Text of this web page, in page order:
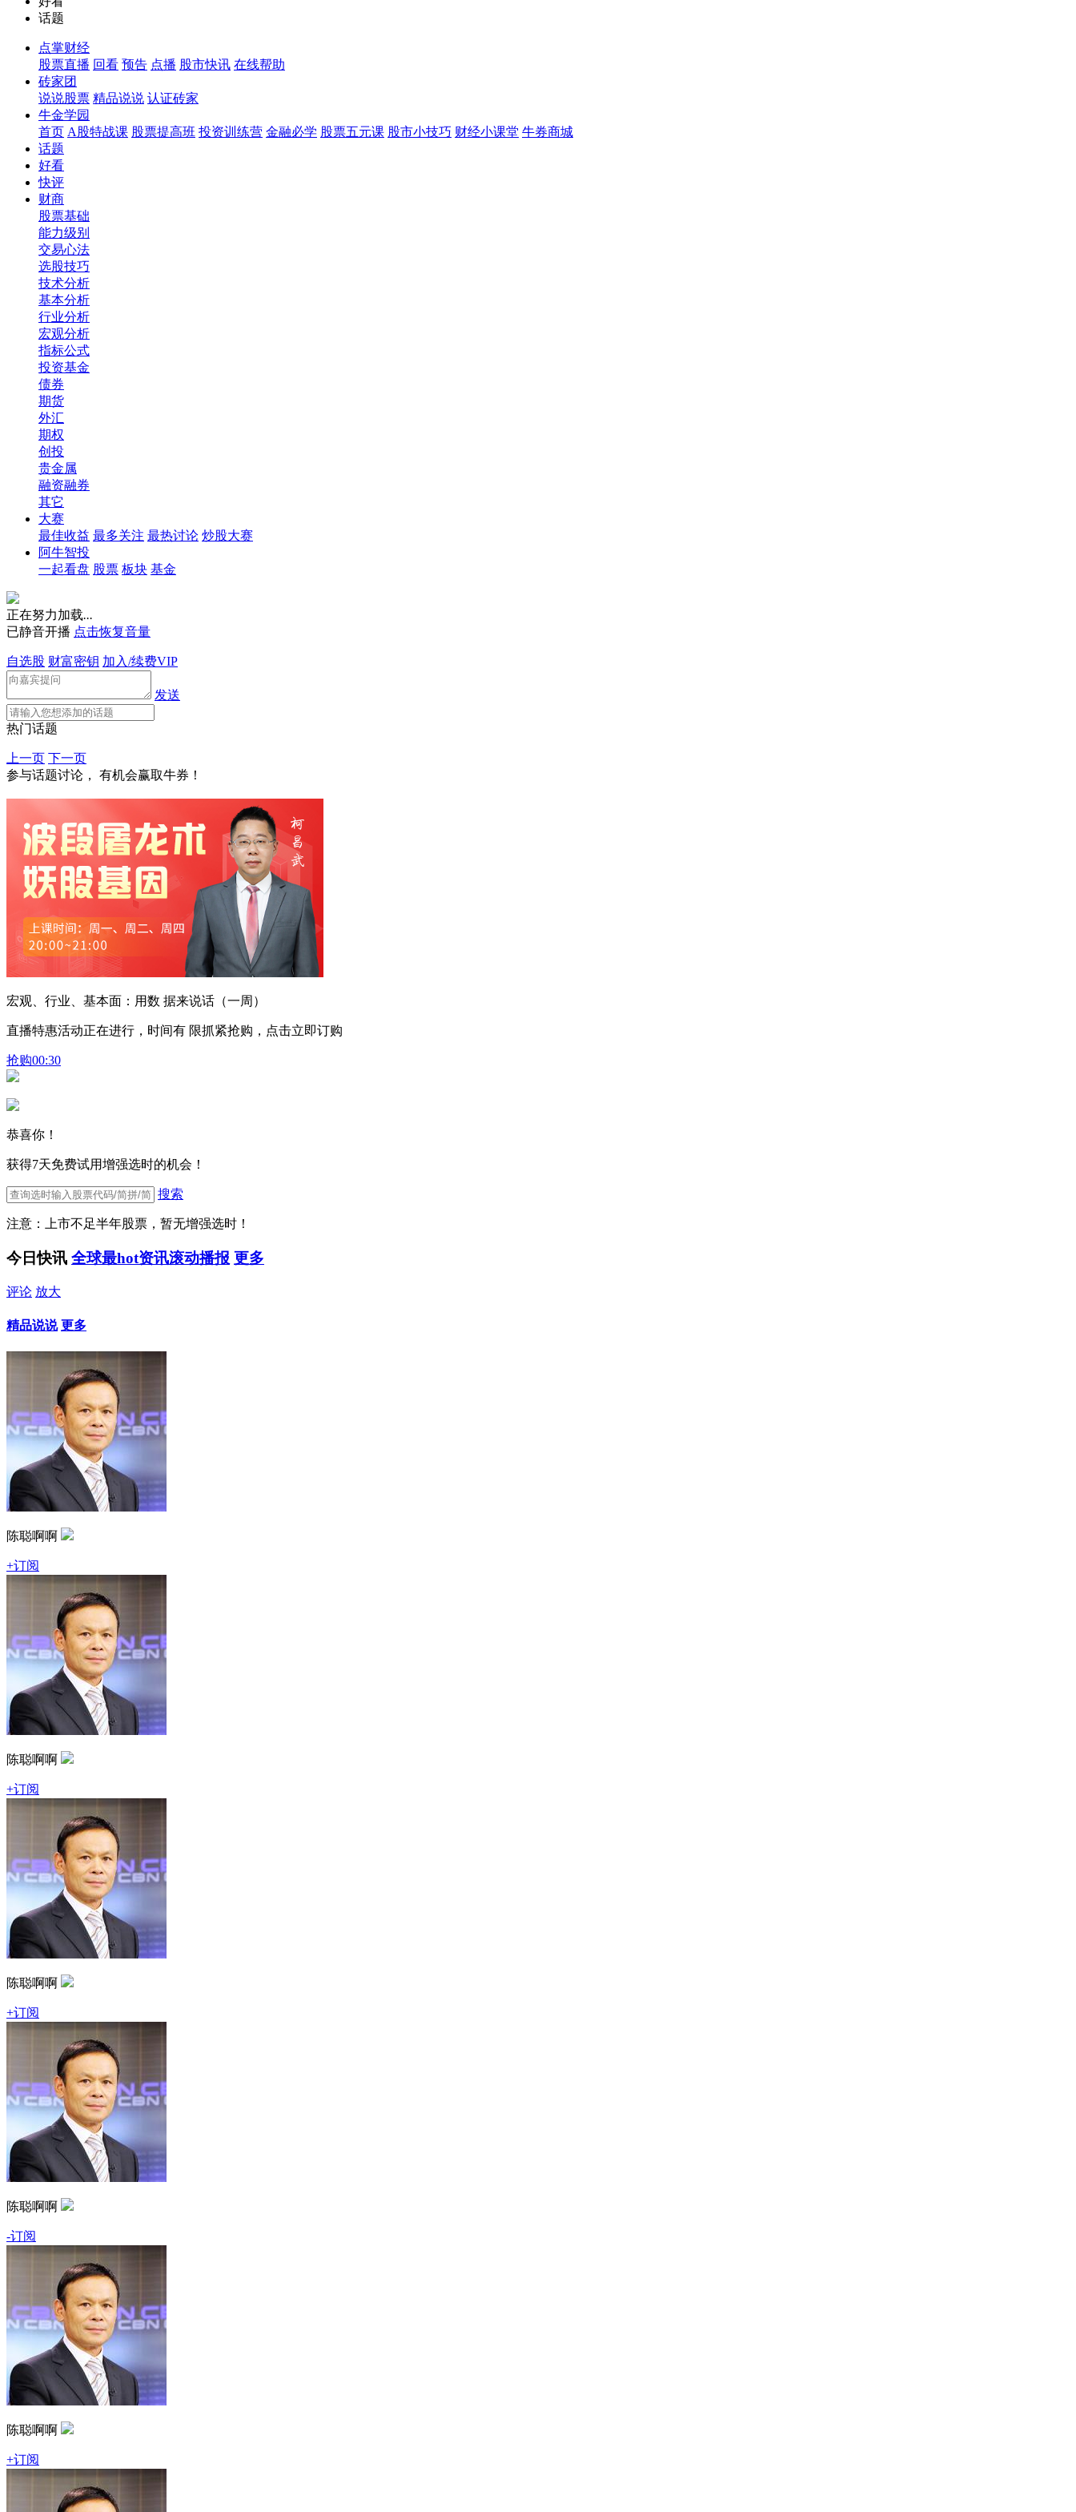
话题
点掌财经
股票直播 回看 预告 点播 股市快讯 在线帮助
砖家团
说说股票 精品说说 认证砖家
牛金学园
首页 A股特战课 股票提高班 投资训练营 金融必学 股票五元课 股市小技巧 财经小课堂 牛券商城
话题
好看
快评
财商
股票基础
能力级别
交易心法
选股技巧
技术分析
基本分析
行业分析
宏观分析
指标公式
投资基金
债券
期货
外汇
期权
创投
贵金属
融资融券
其它
大赛
最佳收益 最多关注 最热讨论 炒股大赛
阿牛智投
一起看盘 股票 板块 基金
正在努力加载...
已静音开播 点击恢复音量
自选股 财富密钥 加入/续费VIP
发送
热门话题
上一页 下一页
参与话题讨论， 有机会赢取牛券！
宏观、行业、基本面：用数 据来说话（一周）
直播特惠活动正在进行，时间有 限抓紧抢购，点击立即订购
抢购00:30
恭喜你！
获得7天免费试用增强选时的机会！
搜索
注意：上市不足半年股票，暂无增强选时！
今日快讯 全球最hot资讯滚动播报 更多
评论 放大
精品说说 更多
陈聪啊啊
+订阅
陈聪啊啊
+订阅
陈聪啊啊
+订阅
陈聪啊啊
-订阅
陈聪啊啊
+订阅